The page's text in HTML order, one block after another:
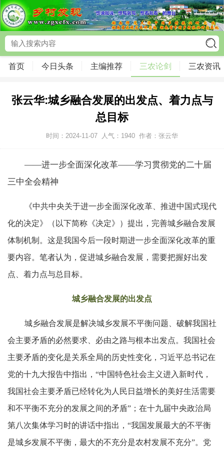
首页 今日头条 主编推荐 三农论剑 三农资讯
张云华:城乡融合发展的出发点、着力点与
总目标
时间：2024-11-07 人气： 1940 作者：张云华
——进一步全面深化改革——学习贯彻党的二十届
三中全会精神
《中共中央关于进一步全面深化改革、推进中国式现代
化的决定》（以下简称《决定》）提出，完善城乡融合发展
体制机制。这是我国今后一段时期进一步全面深化改革的重
要内容。笔者认为，促进城乡融合发展，需要把握好出发
点、着力点与总目标。
城乡融合发展的出发点
城乡融合发展是解决城乡发展不平衡问题、破解我国社
会主要矛盾的必然要求、必由之路与根本出发点。我国社会
主要矛盾的变化是关系全局的历史性变化，习近平总书记在
党的十九大报告中指出，“中国特色社会主义进入新时代，
我国社会主要矛盾已经转化为人民日益增长的美好生活需要
和不平衡不充分的发展之间的矛盾”；在十九届中央政治局
第八次集体学习时的讲话中指出，“我国发展最大的不平衡
是城乡发展不平衡，最大的不充分是农村发展不充分”。党